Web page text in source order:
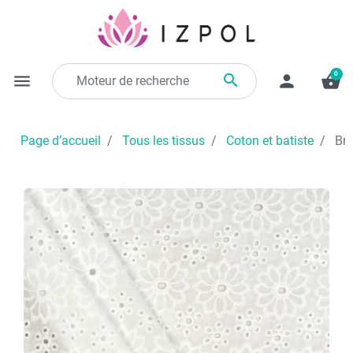
menu  person shopping_basket
0
Page d’accueil Tous les tissus Coton et batiste